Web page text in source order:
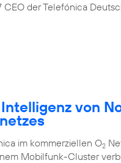
CEO der Telefónica
von
im kommerziellen O2
Mobilfunk-Cluster